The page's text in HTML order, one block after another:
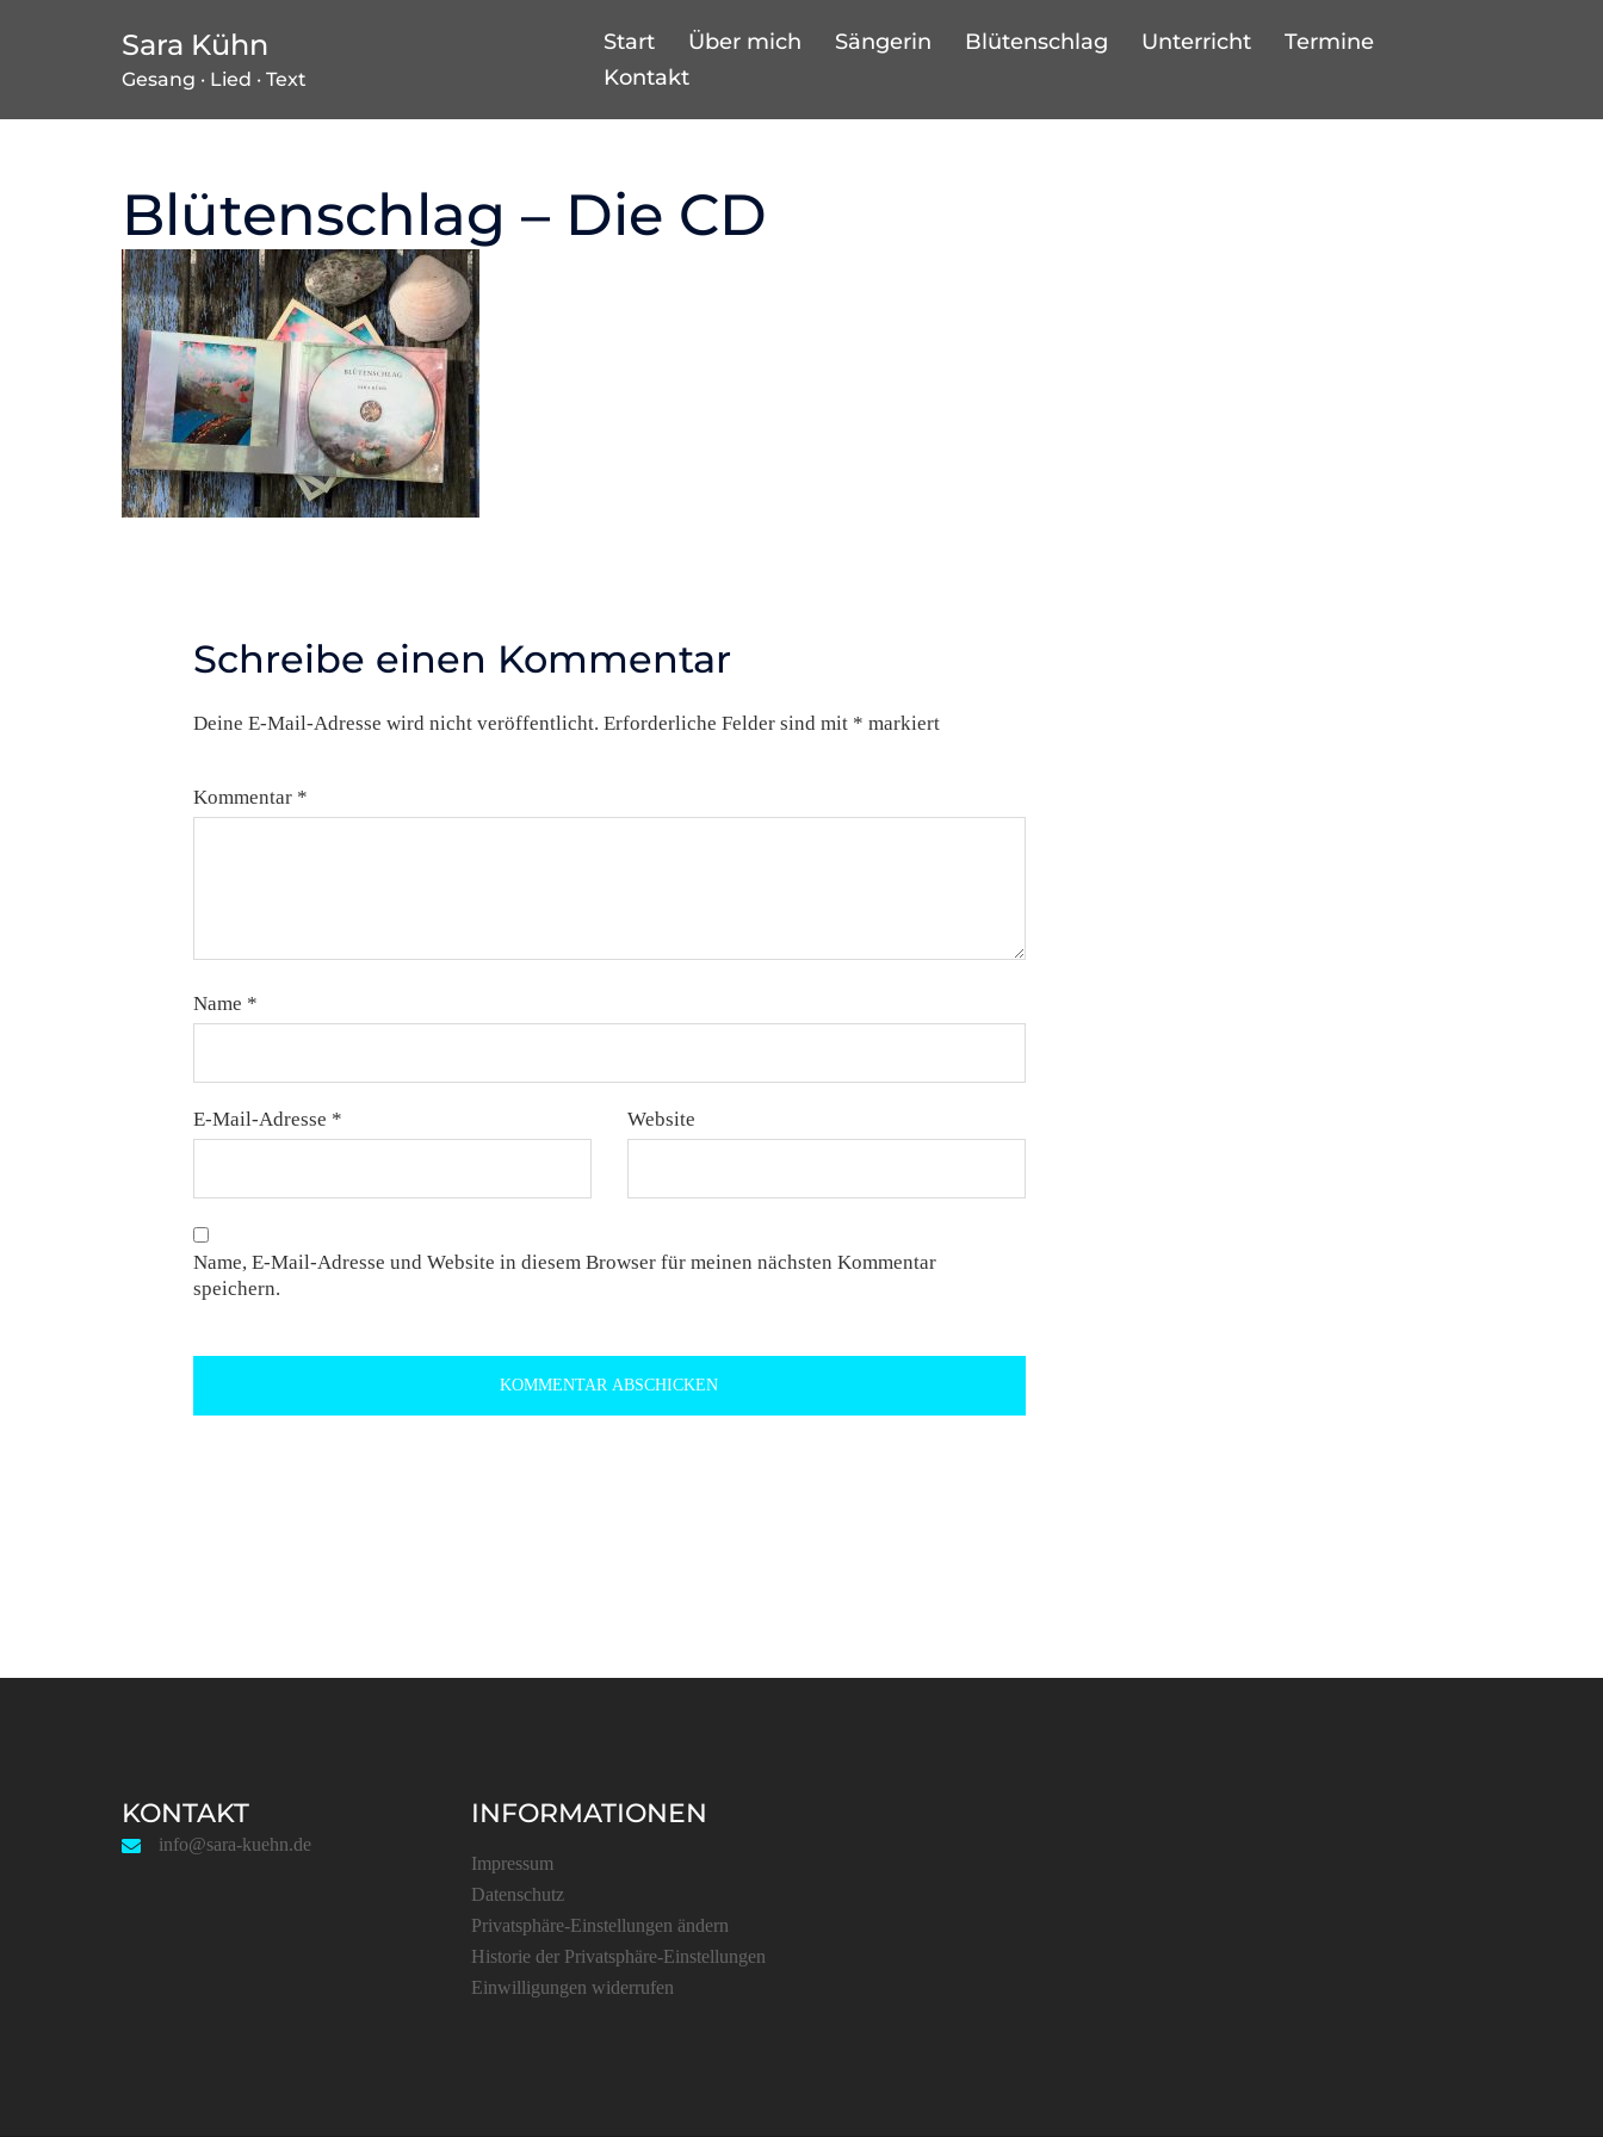
Sara Kühn
Gesang · Lied · Text
Start Über mich Sängerin Blütenschlag Unterricht
Termine
Kontakt
Blütenschlag – Die CD
Schreibe einen Kommentar
Deine E-Mail-Adresse wird nicht veröffentlicht. Erforderliche Felder sind mit * markiert
Kommentar *
Name *
E-Mail-Adresse * Website
Name, E-Mail-Adresse und Website in diesem Browser für meinen nächsten Kommentar
speichern.
KONTAKT
info@sara-kuehn.de
INFORMATIONEN
Impressum
Datenschutz
Privatsphäre-Einstellungen ändern
Historie der Privatsphäre-Einstellungen
Einwilligungen widerrufen